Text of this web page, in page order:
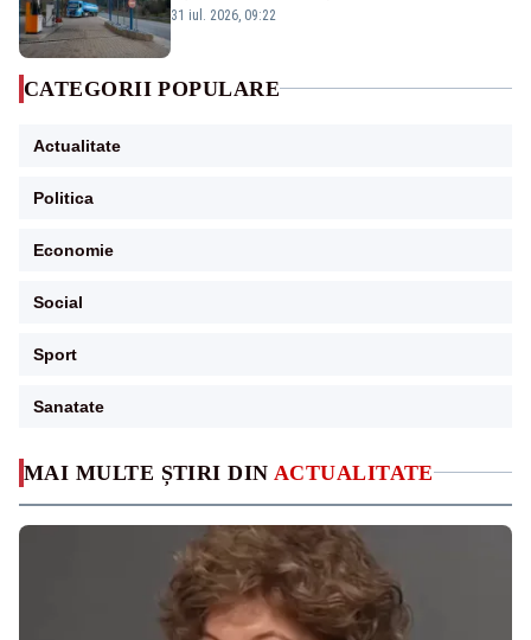
MAI MULTE ȘTIRI DIN ACTUALITATE
31 iul. 2026, 09:22
CATEGORII POPULARE
Actualitate
Politica
Economie
Social
Sport
Sanatate